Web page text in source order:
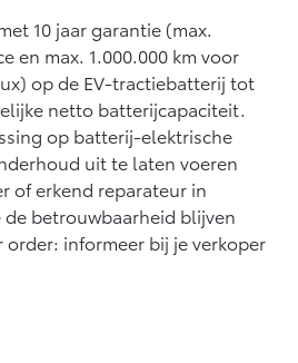
10 jaar garantie (max.
en max. 1.000.000 km voor
op de EV-tractiebatterij tot
netto batterijcapaciteit.
op batterij-elektrische
uit te laten voeren
of erkend reparateur in
betrouwbaarheid blijven
order: informeer bij je verkoper